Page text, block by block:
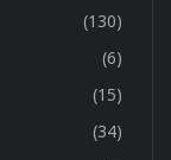
(130)
(6)
(15)
(34)